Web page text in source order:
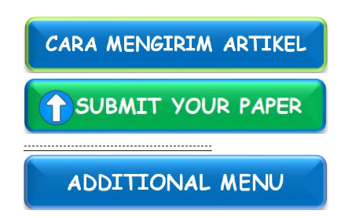
------------------------------------------------